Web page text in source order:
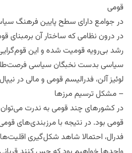
قومی
در جوامع دارای سطح پایین فرهنگ
در درون نظامی که ساختار آن برمبنای
رشد بی‌رویه قومیت شده و این قوم‌گرایی
سیاسی بدست نخبگان سیاسی
لوئیز آلن، فدرالیسم قومی و مالی در
– مشکل ترسیم مرزها
در کشورهای چند قومی به ندرت
قومی بود. در نتیجه با مرزبندی‌های
فدرال، احتمالا شاهد شکل‌گیری